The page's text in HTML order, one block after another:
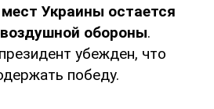
Украины остается
обороны.
убежден, что
победу.